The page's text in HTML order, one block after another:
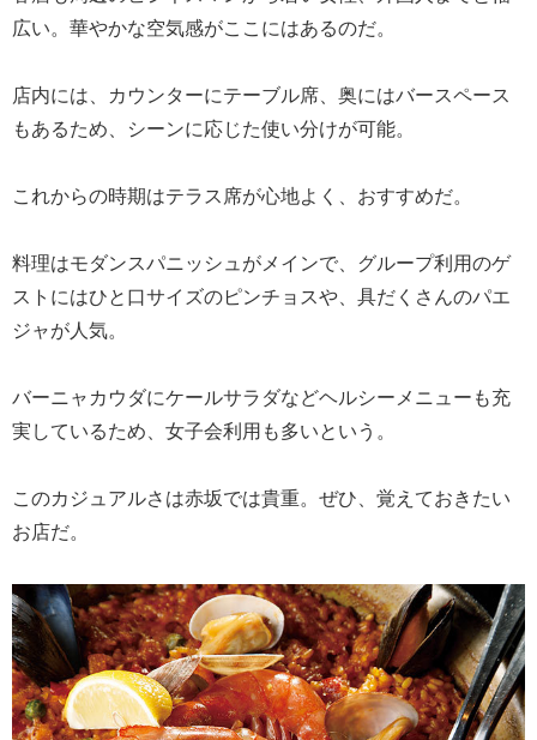
広い。華やかな空気感がここにはあるのだ。
店内には、カウンターにテーブル席、奥にはバースペース
もあるため、シーンに応じた使い分けが可能。
これからの時期はテラス席が心地よく、おすすめだ。
料理はモダンスパニッシュがメインで、グループ利用のゲ
ストにはひと口サイズのピンチョスや、具だくさんのパエ
ジャが人気。
バーニャカウダにケールサラダなどヘルシーメニューも充
実しているため、女子会利用も多いという。
このカジュアルさは赤坂では貴重。ぜひ、覚えておきたい
お店だ。